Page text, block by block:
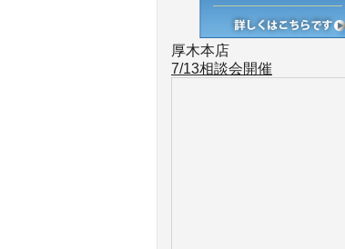
厚木本店
7/13相談会開催